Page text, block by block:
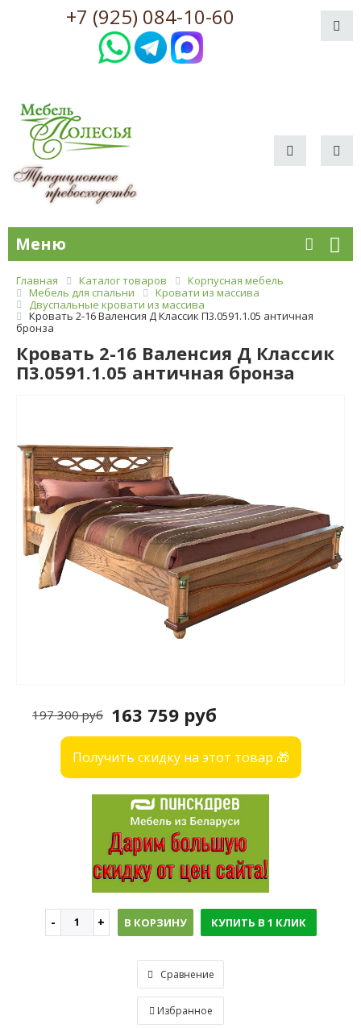
+7 (925) 084-10-60
Меню
Главная Каталог товаров
Корпусная мебель
Мебель для спальни
Кровати из массива
Двуспальные кровати из массива
Кровать 2-16 Валенсия Д Классик П3.0591.1.05 античная
бронза
Кровать 2-16 Валенсия Д Классик
П3.0591.1.05 античная бронза
163 759 руб
197 300 руб
Получить скидку на этот товар 🎁
В КОРЗИНУ КУПИТЬ В 1 КЛИК
Сравнение
Избранное